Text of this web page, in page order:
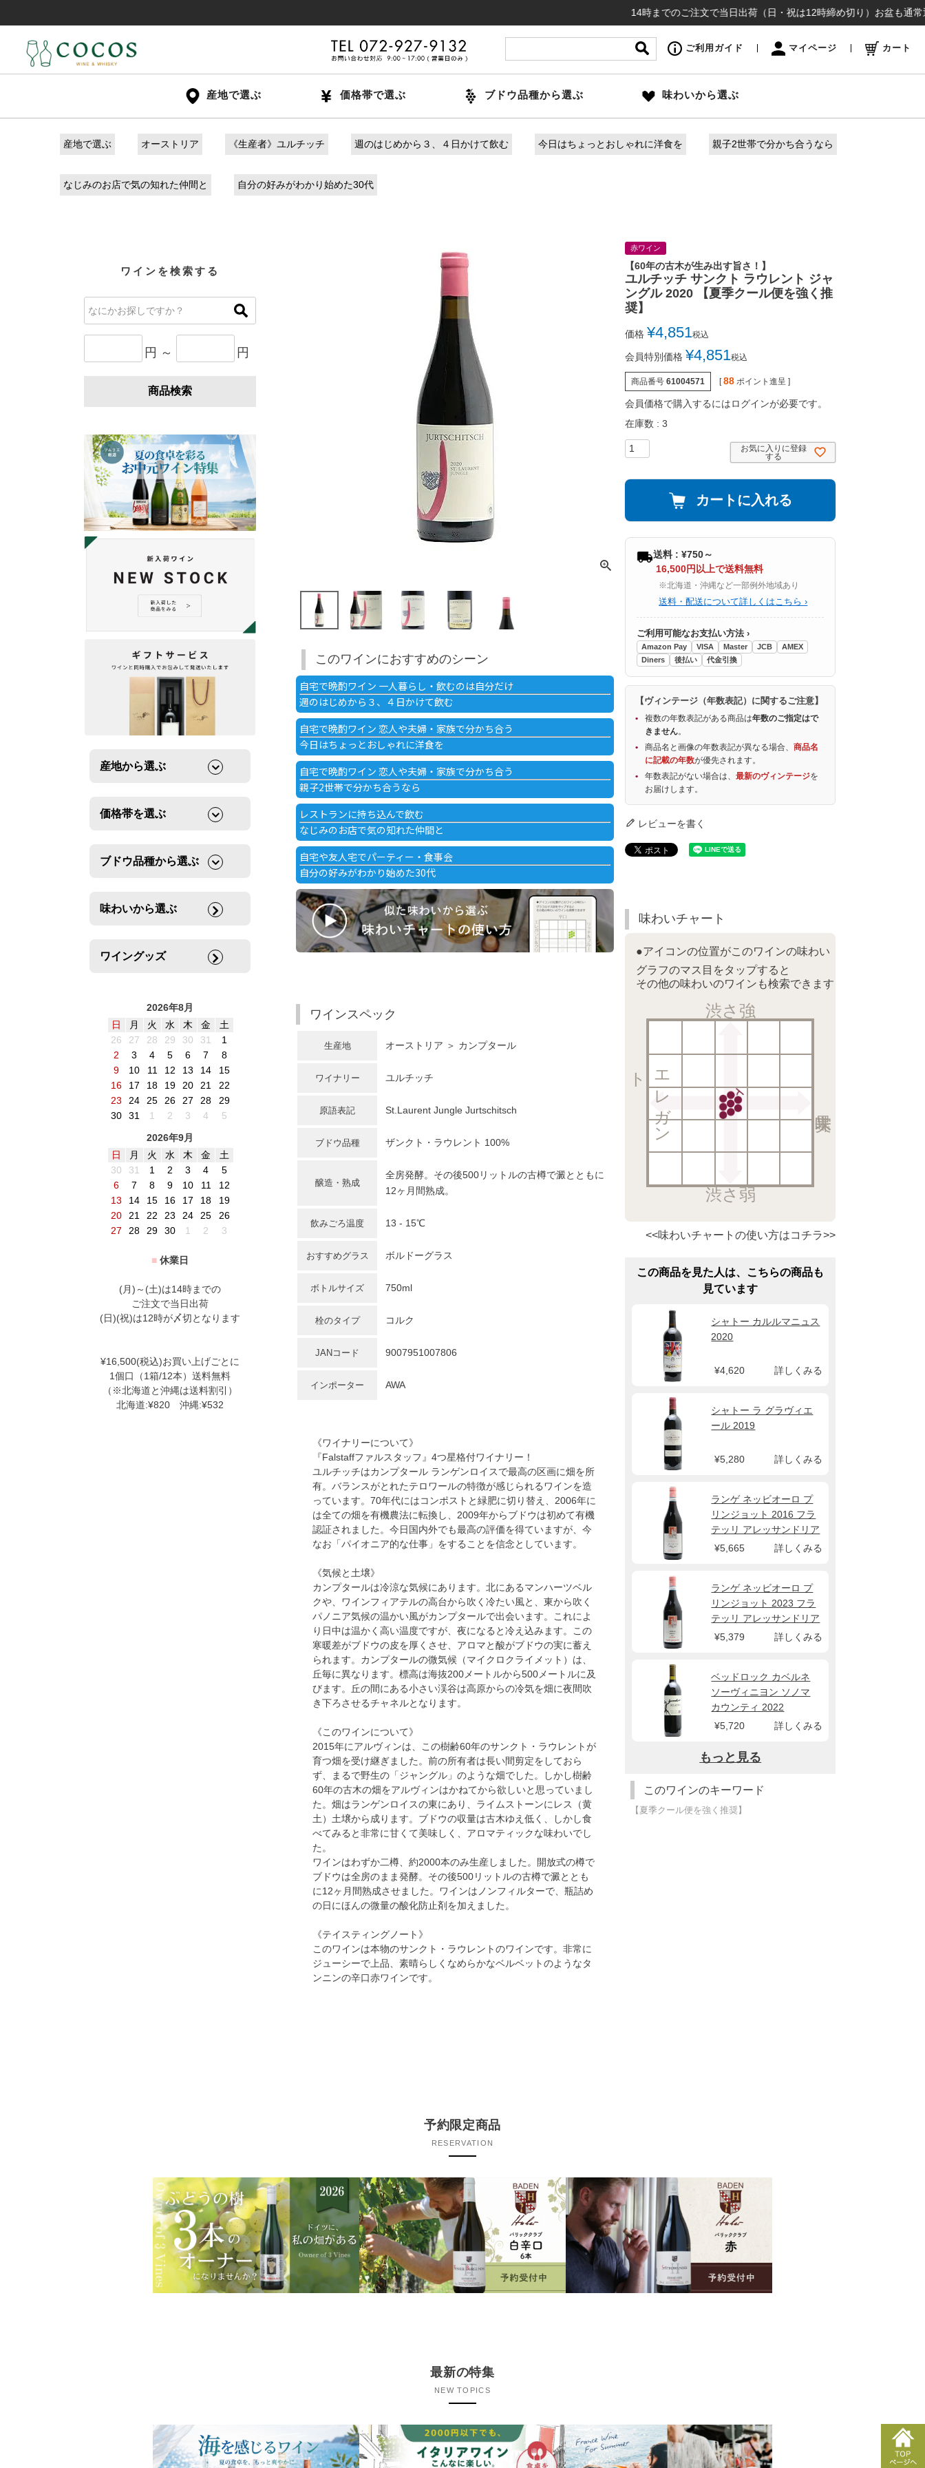
14時までのご注文で当日出荷（日・祝は12時締め切り）お盆も通常通り
ご利用ガイド マイページ カート
産地で選ぶ 価格帯で選ぶ ブドウ品種から選ぶ 味わいから選ぶ
産地で選ぶ オーストリア 《生産者》ユルチッチ 週のはじめから３、４日かけて飲む 今日はちょっとおしゃれに洋食を 親子2世帯で分かち合うなら
なじみのお店で気の知れた仲間と 自分の好みがわかり始めた30代
ワインを検索する
円 ～ 円
商品検索
産地から選ぶ
価格帯を選ぶ
ブドウ品種から選ぶ
味わいから選ぶ
ワイングッズ
2026年8月
日
月 火 水 木 金
土
26
27 28 29 30 31
1
2
3 4 5 6 7
8
9
10 11 12 13 14
15
16
17 18 19 20 21
22
23
24 25 26 27 28
29
30
31 1 2 3 4
5
2026年9月
日
月 火 水 木 金
土
30
31 1 2 3 4
5
6
7 8 9 10 11
12
13
14 15 16 17 18
19
20
21 22 23 24 25
26
27
28 29 30 1 2 3
■ 休業日
(月)～(土)は14時までの
ご注文で当日出荷
(日)(祝)は12時が〆切となります
¥16,500(税込)お買い上げごとに
1個口（1箱/12本）送料無料
（※北海道と沖縄は送料割引）
北海道:¥820 沖縄:¥532
このワインにおすすめのシーン
自宅で晩酌ワイン 一人暮らし・飲むのは自分だけ
週のはじめから３、４日かけて飲む
自宅で晩酌ワイン 恋人や夫婦・家族で分かち合う
今日はちょっとおしゃれに洋食を
自宅で晩酌ワイン 恋人や夫婦・家族で分かち合う
親子2世帯で分かち合うなら
レストランに持ち込んで飲む
なじみのお店で気の知れた仲間と
自宅や友人宅でパーティー・食事会
自分の好みがわかり始めた30代
ワインスペック
生産地 オーストリア ＞ カンプタール
ワイナリー ユルチッチ
原語表記 St.Laurent Jungle Jurtschitsch
ブドウ品種 ザンクト・ラウレント 100%
醸造・熟成
全房発酵。その後500リットルの古樽で澱とともに
12ヶ月間熟成。
飲みごろ温度 13 - 15℃
おすすめグラス ボルドーグラス
ボトルサイズ 750ml
栓のタイプ コルク
JANコード 9007951007806
インポーター AWA
《ワイナリーについて》
『Falstaffファルスタッフ』4つ星格付ワイナリー！
ユルチッチはカンプタール ランゲンロイスで最高の区画に畑を所
有。バランスがとれたテロワールの特徴が感じられるワインを造
っています。70年代にはコンポストと緑肥に切り替え、2006年に
は全ての畑を有機農法に転換し、2009年からブドウは初めて有機
認証されました。今日国内外でも最高の評価を得ていますが、今
なお「パイオニア的な仕事」をすることを信念としています。
《気候と土壌》
カンプタールは冷涼な気候にあります。北にあるマンハーツベル
クや、ワインフィアテルの高台から吹く冷たい風と、東から吹く
パノニア気候の温かい風がカンプタールで出会います。これによ
り日中は温かく高い温度ですが、夜になると冷え込みます。この
寒暖差がブドウの皮を厚くさせ、アロマと酸がブドウの実に蓄え
られます。カンプタールの微気候（マイクロクライメット）は、
丘毎に異なります。標高は海抜200メートルから500メートルに及
びます。丘の間にある小さい渓谷は高原からの冷気を畑に夜間吹
き下ろさせるチャネルとなります。
《このワインについて》
2015年にアルヴィンは、この樹齢60年のサンクト・ラウレントが
育つ畑を受け継ぎました。前の所有者は長い間剪定をしておら
ず、まるで野生の「ジャングル」のような畑でした。しかし樹齢
60年の古木の畑をアルヴィンはかねてから欲しいと思っていまし
た。畑はランゲンロイスの東にあり、ライムストーンにレス（黄
土）土壌から成ります。ブドウの収量は古木ゆえ低く、しかし食
べてみると非常に甘くて美味しく、アロマティックな味わいでし
た。
ワインはわずか二樽、約2000本のみ生産しました。開放式の樽で
ブドウは全房のまま発酵。その後500リットルの古樽で澱ととも
に12ヶ月間熟成させました。ワインはノンフィルターで、瓶詰め
の日にほんの微量の酸化防止剤を加えました。
《テイスティングノート》
このワインは本物のサンクト・ラウレントのワインです。非常に
ジューシーで上品、素晴らしくなめらかなベルベットのようなタ
ンニンの辛口赤ワインです。
赤ワイン
【60年の古木が生み出す旨さ！】
ユルチッチ サンクト ラウレント ジャ
ングル 2020 【夏季クール便を強く推
奨】
価格 ¥4,851税込
会員特別価格 ¥4,851税込
商品番号 61004571 [ 88 ポイント進呈 ]
会員価格で購入するにはログインが必要です。
在庫数
3
お気に入りに登録
する
カートに入れる
送料 : ¥750～
16,500円以上で送料無料
※北海道・沖縄など一部例外地域あり
送料・配送について詳しくはこちら ›
ご利用可能なお支払い方法 ›
Amazon Pay VISA Master JCB
AMEX
Diners
後払い 代金引換
【ヴィンテージ（年数表記）に関するご注意】
複数の年数表記がある商品は年数のご指定はで
きません。
商品名と画像の年数表記が異なる場合、商品名
に記載の年数が優先されます。
年数表記がない場合は、最新のヴィンテージを
お届けします。
レビューを書く
味わいチャート
●アイコンの位置がこのワインの味わい
グラフのマス目をタップすると
その他の味わいのワインも検索できます
渋さ強
渋さ弱
エ
レ
ガ
ン
ト
<<味わいチャートの使い方はコチラ>>
この商品を見た人は、こちらの商品も
見ています
シャトー カルルマニュス
2020
¥4,620 詳しくみる
シャトー ラ グラヴィエ
ール 2019
¥5,280 詳しくみる
ランゲ ネッビオーロ プ
リンジョット 2016 フラ
テッリ アレッサンドリア
¥5,665
詳しくみる
ランゲ ネッビオーロ プ
リンジョット 2023 フラ
テッリ アレッサンドリア
¥5,379
詳しくみる
ベッドロック カベルネ
ソーヴィニヨン ソノマ
カウンティ 2022
¥5,720
詳しくみる
もっと見る
このワインのキーワード
【夏季クール便を強く推奨】
予約限定商品
RESERVATION
最新の特集
NEW TOPICS